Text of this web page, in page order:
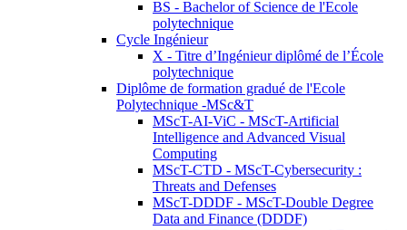
BS - Bachelor of Science de l'Ecole
polytechnique
Cycle Ingénieur
X - Titre d’Ingénieur diplômé de l’École
polytechnique
Diplôme de formation gradué de l'Ecole
Polytechnique -MSc&T
MScT-AI-ViC - MScT-Artificial
Intelligence and Advanced Visual
Computing
MScT-CTD - MScT-Cybersecurity :
Threats and Defenses
MScT-DDDF - MScT-Double Degree
Data and Finance (DDDF)